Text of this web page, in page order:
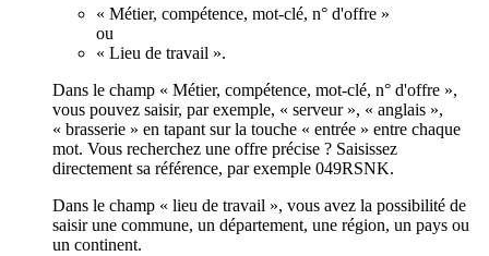
« Métier, compétence, mot-clé, n° d'offre »
ou
« Lieu de travail ».
Dans le champ « Métier, compétence, mot-clé, n° d'offre »,
vous pouvez saisir, par exemple, « serveur », « anglais »,
« brasserie » en tapant sur la touche « entrée » entre chaque
mot. Vous recherchez une offre précise ? Saisissez
directement sa référence, par exemple 049RSNK.
Dans le champ « lieu de travail », vous avez la possibilité de
saisir une commune, un département, une région, un pays ou
un continent.